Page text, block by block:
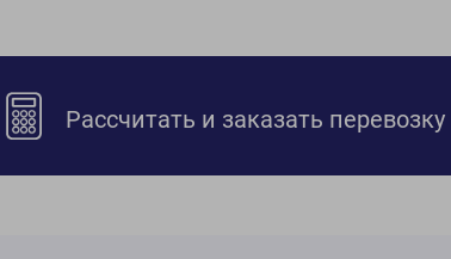
Рассчитать и заказать перевозку